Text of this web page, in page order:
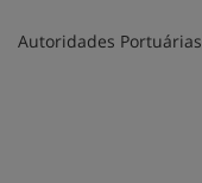
Autoridades Portuárias